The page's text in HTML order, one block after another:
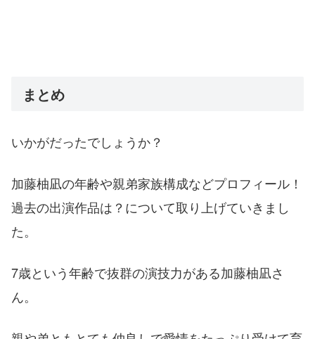
まとめ
いかがだったでしょうか？
加藤柚凪の年齢や親弟家族構成などプロフィール！
過去の出演作品は？について取り上げていきまし
た。
7歳という年齢で抜群の演技力がある加藤柚凪さ
ん。